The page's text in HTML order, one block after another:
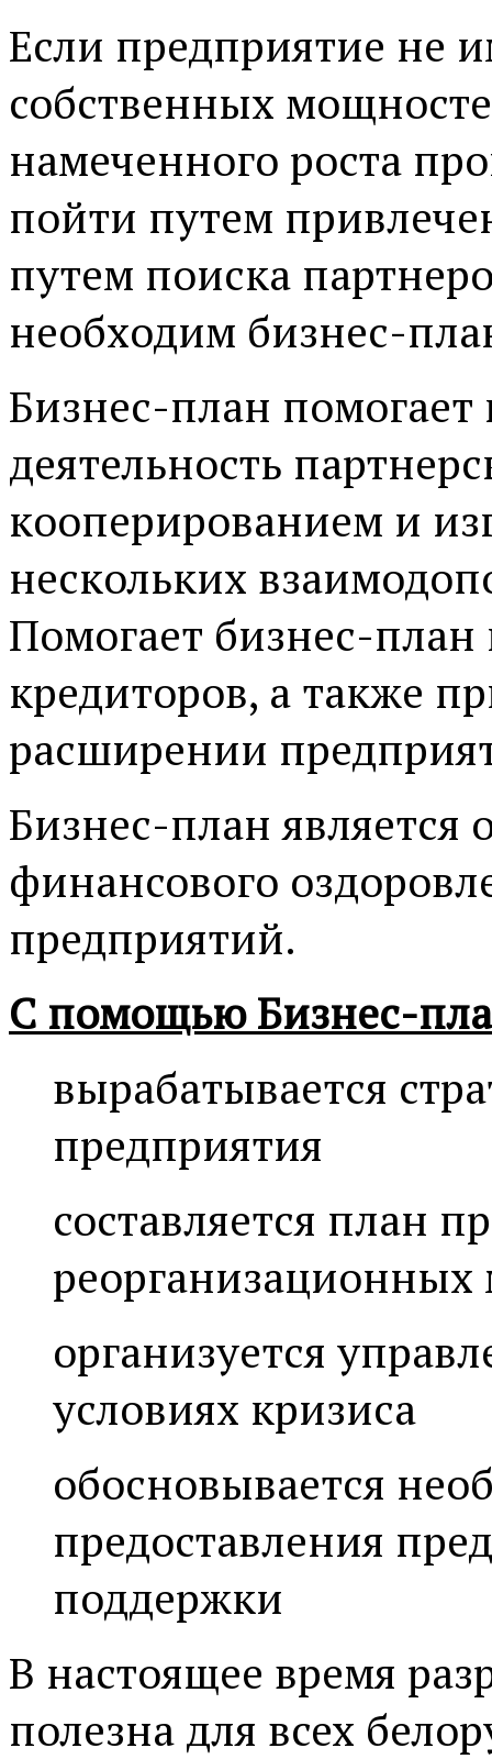
Если предприятие не
собственных
намеченного роста
пойти путем
путем поиска
необходим бизнес-
Бизнес-план
деятельность
кооперированием и
нескольких
Помогает бизнес-
кредиторов, а также
расширении
Бизнес-план
финансового
предприятий.
С помощью Бизнес-
вырабатывается
предприятия
составляется план
организуется
условиях кризиса
обосновывается
предоставления
поддержки
В настоящее время
полезна для всех